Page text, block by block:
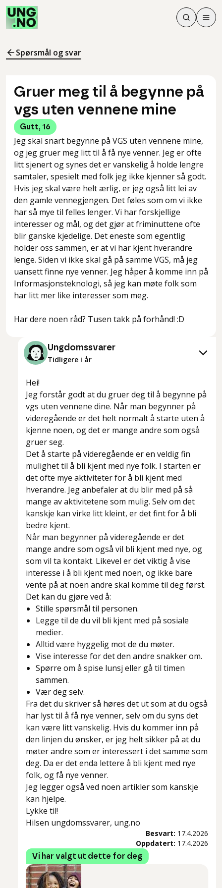
Søk
Søk
Meny
Spørsmål og svar
Gruer meg til å begynne på
vgs uten vennene mine
Gutt, 16
Jeg skal snart begynne på VGS uten vennene mine,
og jeg gruer meg litt til å få nye venner. Jeg er ofte
litt sjenert og synes det er vanskelig å holde lengre
samtaler, spesielt med folk jeg ikke kjenner så godt.
Hvis jeg skal være helt ærlig, er jeg også litt lei av
den gamle vennegjengen. Det føles som om vi ikke
har så mye til felles lenger. Vi har forskjellige
interesser og mål, og det gjør at friminuttene ofte
blir ganske kjedelige. Det eneste som egentlig
holder oss sammen, er at vi har kjent hverandre
lenge. Siden vi ikke skal gå på samme VGS, må jeg
uansett finne nye venner. Jeg håper å komme inn på
Informasjonsteknologi, så jeg kan møte folk som
har litt mer like interesser som meg.
Har dere noen råd? Tusen takk på forhånd! :D
Ungdomssvarer
Tidligere i år
Hei!
Jeg forstår godt at du gruer deg til å begynne på
vgs uten vennene dine. Når man begynner på
videregående er det helt normalt å starte uten å
kjenne noen, og det er mange andre som også
gruer seg.
Det å starte på videregående er en veldig fin
mulighet til å bli kjent med nye folk. I starten er
det ofte mye aktiviteter for å bli kjent med
hverandre. Jeg anbefaler at du blir med på så
mange av aktivitetene som mulig. Selv om det
kanskje kan virke litt kleint, er det fint for å bli
bedre kjent.
Når man begynner på videregående er det
mange andre som også vil bli kjent med nye, og
som vil ta kontakt. Likevel er det viktig å vise
interesse i å bli kjent med noen, og ikke bare
vente på at noen andre skal komme til deg først.
Det kan du gjøre ved å:
Stille spørsmål til personen.
Legge til de du vil bli kjent med på sosiale
medier.
Alltid være hyggelig mot de du møter.
Vise interesse for det den andre snakker om.
Spørre om å spise lunsj eller gå til timen
sammen.
Vær deg selv.
Fra det du skriver så høres det ut som at du også
har lyst til å få nye venner, selv om du syns det
kan være litt vanskelig. Hvis du kommer inn på
den linjen du ønsker, er jeg helt sikker på at du
møter andre som er interessert i det samme som
deg. Da er det enda lettere å bli kjent med nye
folk, og få nye venner.
Jeg legger også ved noen artikler som kanskje
kan hjelpe.
Lykke til!
Hilsen ungdomssvarer, ung.no
Besvart: 17.4.2026
Oppdatert: 17.4.2026
Vi har valgt ut dette for deg